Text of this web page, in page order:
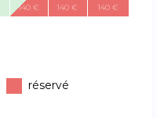
140 € 140 € 140 €
réservé